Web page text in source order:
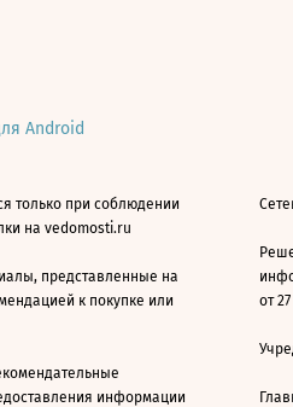
Android
только при соблюдении
на vedomosti.ru
представленные на
к покупке или
информации
от